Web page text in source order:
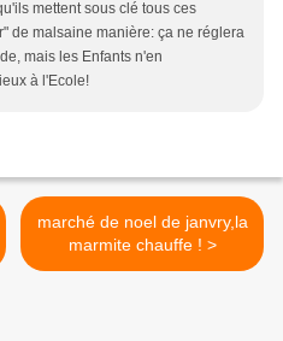
mettent sous clé tous ces
de malsaine manière: ça ne réglera
mais les Enfants n'en
à l'Ecole!
marché de noel de janvry,la
marmite chauffe ! >